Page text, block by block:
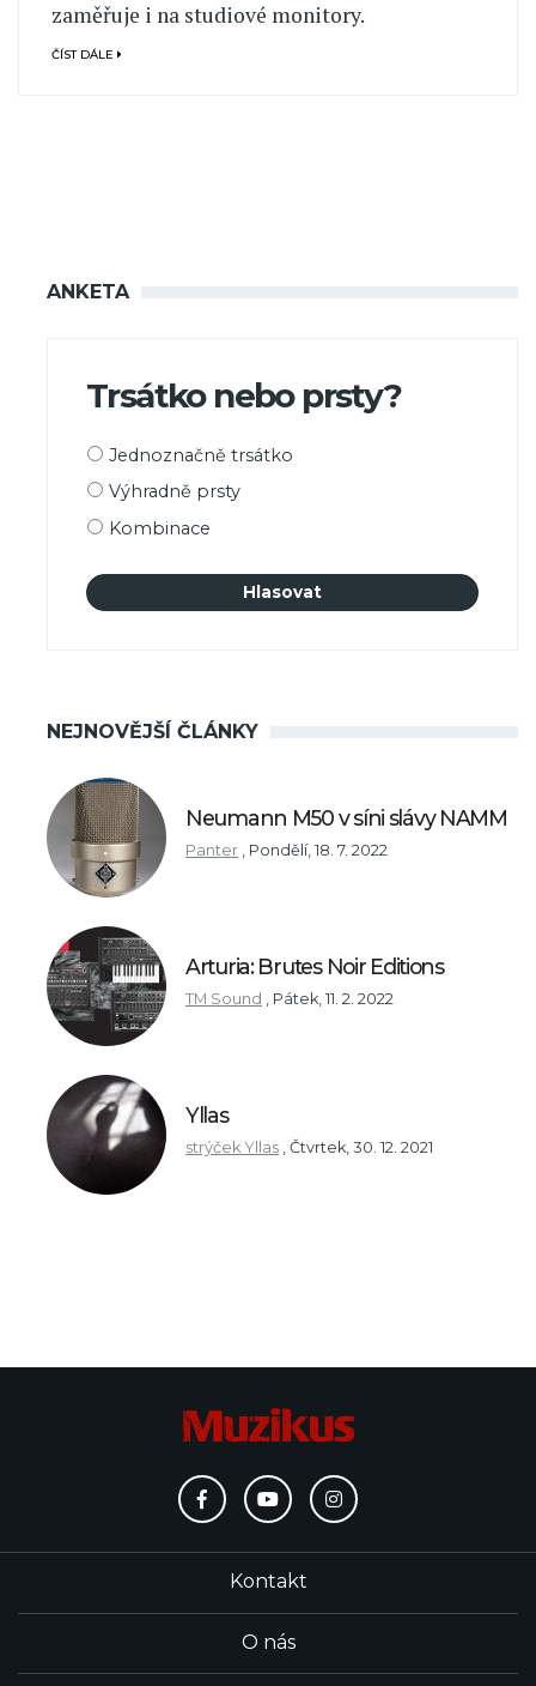
zaměřuje i na studiové monitory.
ČÍST DÁLE
ANKETA
Trsátko nebo prsty?
Možnosti
Jednoznačně trsátko
Výhradně prsty
Kombinace
NEJNOVĚJŠÍ ČLÁNKY
Neumann M50 v síni slávy NAMM
Panter , Pondělí, 18. 7. 2022
Arturia: Brutes Noir Editions
TM Sound , Pátek, 11. 2. 2022
Yllas
strýček Yllas , Čtvrtek, 30. 12. 2021
Kontakt
O nás